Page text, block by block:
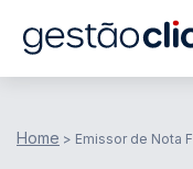
Home > Emissor de Nota